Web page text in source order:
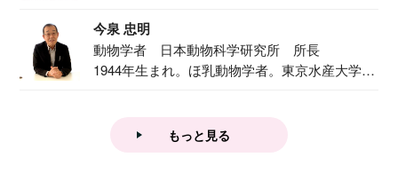
今泉 忠明
動物学者 日本動物科学研究所 所長
1944年生まれ。ほ乳動物学者。東京水産大学卒
もっと見る